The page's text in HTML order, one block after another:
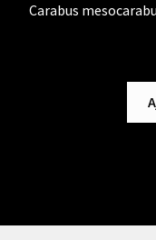
Carabus